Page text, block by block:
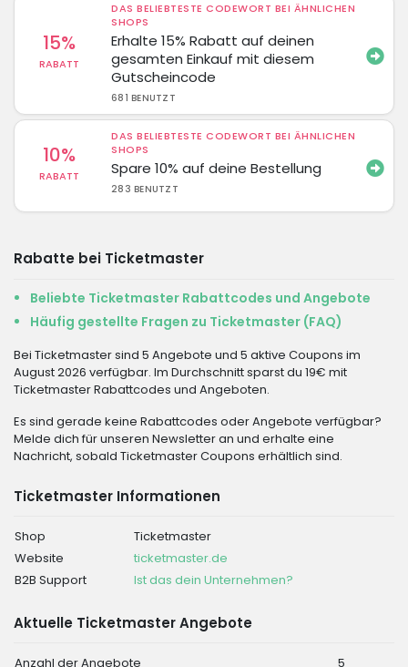
15%
RABATT
DAS BELIEBTESTE CODEWORT BEI ÄHNLICHEN
SHOPS
Erhalte 15% Rabatt auf deinen
gesamten Einkauf mit diesem
Gutscheincode
681 BENUTZT
10%
RABATT
DAS BELIEBTESTE CODEWORT BEI ÄHNLICHEN
SHOPS
Spare 10% auf deine Bestellung
283 BENUTZT
Rabatte bei Ticketmaster
Beliebte Ticketmaster Rabattcodes und Angebote
Häufig gestellte Fragen zu Ticketmaster (FAQ)
Bei Ticketmaster sind 5 Angebote und 5 aktive Coupons im
August 2026 verfügbar. Im Durchschnitt sparst du 19€ mit
Ticketmaster Rabattcodes und Angeboten.
Es sind gerade keine Rabattcodes oder Angebote verfügbar?
Melde dich für unseren Newsletter an und erhalte eine
Nachricht, sobald Ticketmaster Coupons erhältlich sind.
Ticketmaster Informationen
Shop
Ticketmaster
Website
ticketmaster.de
B2B Support
Ist das dein Unternehmen?
Aktuelle Ticketmaster Angebote
Anzahl der Angebote
5